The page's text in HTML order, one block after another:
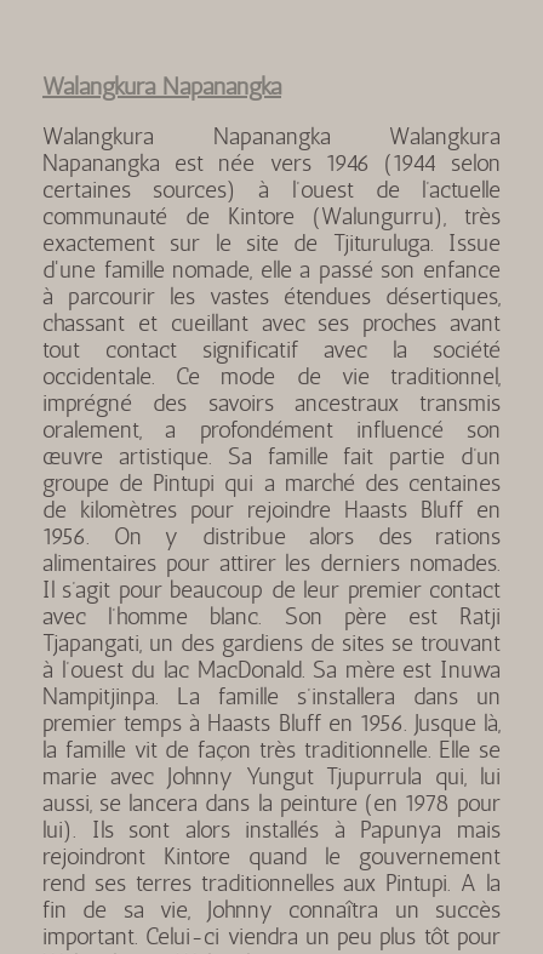
Walangkura Napanangka
Walangkura Napanangka Walangkura
Napanangka est née vers 1946 (1944 selon
certaines sources) à l’ouest de l’actuelle
communauté de Kintore (Walungurru), très
exactement sur le site de Tjituruluga. Issue
d'une famille nomade, elle a passé son enfance
à parcourir les vastes étendues désertiques,
chassant et cueillant avec ses proches avant
tout contact significatif avec la société
occidentale. Ce mode de vie traditionnel,
imprégné des savoirs ancestraux transmis
oralement, a profondément influencé son
œuvre artistique. Sa famille fait partie d’un
groupe de Pintupi qui a marché des centaines
de kilomètres pour rejoindre Haasts Bluff en
1956. On y distribue alors des rations
alimentaires pour attirer les derniers nomades.
Il s’agit pour beaucoup de leur premier contact
avec l’homme blanc. Son père est Ratji
Tjapangati, un des gardiens de sites se trouvant
à l’ouest du lac MacDonald. Sa mère est Inuwa
Nampitjinpa. La famille s’installera dans un
premier temps à Haasts Bluff en 1956. Jusque là,
la famille vit de façon très traditionnelle. Elle se
marie avec Johnny Yungut Tjupurrula qui, lui
aussi, se lancera dans la peinture (en 1978 pour
lui). Ils sont alors installés à Papunya mais
rejoindront Kintore quand le gouvernement
rend ses terres traditionnelles aux Pintupi. A la
fin de sa vie, Johnny connaîtra un succès
important. Celui-ci viendra un peu plus tôt pour